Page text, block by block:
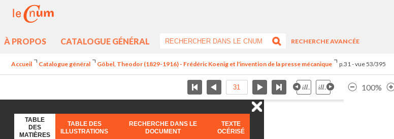
À PROPOS CATALOGUE GÉNÉRAL
RECHERCHE AVANCÉE
Accueil Catalogue général Göbel, Theodor (1829-1916) - Frédéric Koenig et l'invention de la presse mécanique p.31 - vue 53/395
100%
TABLE
DES
MATIÈRES
TABLE DES
ILLUSTRATIONS
RECHERCHE DANS LE
DOCUMENT
TEXTE
OCÉRISÉ